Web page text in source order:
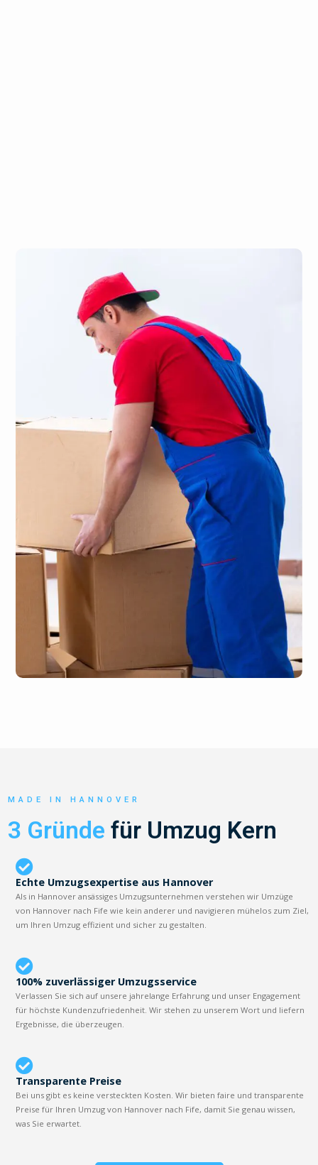
MADE IN HANNOVER
3 Gründe für Umzug Kern
Echte Umzugsexpertise aus Hannover
Als in Hannover ansässiges Umzugsunternehmen verstehen wir Umzüge
von Hannover nach Fife wie kein anderer und navigieren mühelos zum Ziel,
um Ihren Umzug effizient und sicher zu gestalten.
100% zuverlässiger Umzugsservice
Verlassen Sie sich auf unsere jahrelange Erfahrung und unser Engagement
für höchste Kundenzufriedenheit. Wir stehen zu unserem Wort und liefern
Ergebnisse, die überzeugen.
Transparente Preise
Bei uns gibt es keine versteckten Kosten. Wir bieten faire und transparente
Preise für Ihren Umzug von Hannover nach Fife, damit Sie genau wissen,
was Sie erwartet.